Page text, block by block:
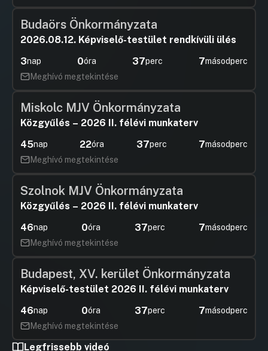
Budaörs Önkormányzata
2026.08.12. Képviselő-testület rendkívüli ülés
3nap 0óra 37perc 7másodperc
Meghívó megtekintése
Miskolc MJV Önkormányzata
Közgyűlés – 2026 II. félévi munkaterv
45nap 22óra 37perc 7másodperc
Meghívó megtekintése
Szolnok MJV Önkormányzata
Közgyűlés – 2026 II. félévi munkaterv
46nap 0óra 37perc 7másodperc
Meghívó megtekintése
Budapest, XV. kerület Önkormányzata
Képviselő-testület 2026 II. félévi munkaterv
46nap 0óra 37perc 7másodperc
Meghívó megtekintése
Legfrissebb videó